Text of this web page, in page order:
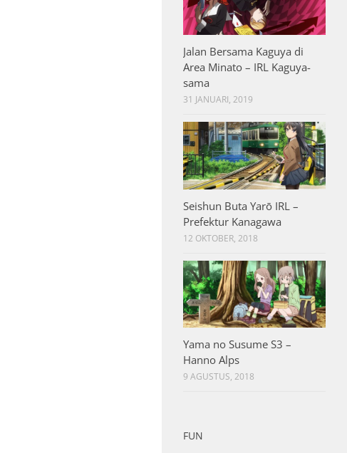
Jalan Bersama Kaguya di
Area Minato – IRL Kaguya-
sama
31 JANUARI, 2019
Seishun Buta Yarō IRL –
Prefektur Kanagawa
12 OKTOBER, 2018
Yama no Susume S3 –
Hanno Alps
9 AGUSTUS, 2018
FUN